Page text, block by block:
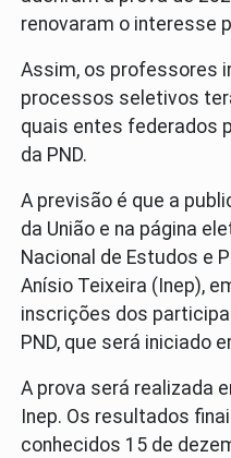
renovaram o interesse
Assim, os professores
processos seletivos
quais entes federados
da PND.
A previsão é que a
da União e na página
Nacional de Estudos e
Anísio Teixeira (Inep),
inscrições dos
PND, que será iniciado
A prova será realizada
Inep. Os resultados
conhecidos 15 de